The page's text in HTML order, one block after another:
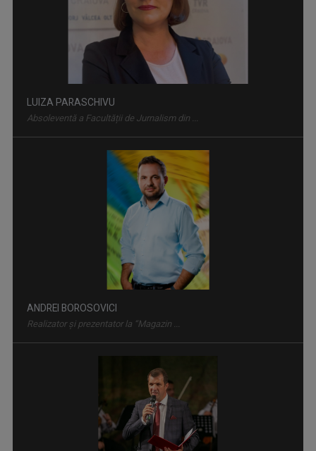
Vineri, ora 18:20, la TVR Tg. Mureș; sâmbătă, ...
Sâmbătă, ora 15:00, la TVR3. Vineri, ora ...
LUIZA PARASCHIVU
Absoleventă a Facultății de Jurnalism din ...
ANDREI BOROSOVICI
Realizator și prezentator la “Magazin ...